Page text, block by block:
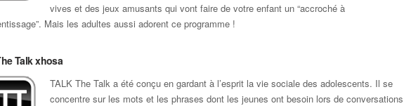
vives et des jeux amusants qui vont faire de votre enfant un “accroché à
Mais les adultes aussi adorent ce programme !
Talk xhosa
TALK The Talk a été conçu en gardant à l’esprit la vie sociale des adolescents. Il se
concentre sur les mots et les phrases dont les jeunes ont besoin lors de conversations